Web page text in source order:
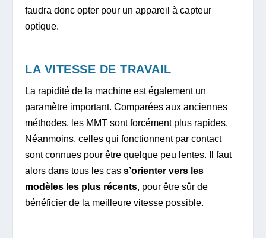
faudra donc opter pour un appareil à capteur
optique.
LA VITESSE DE TRAVAIL
La rapidité de la machine est également un
paramètre important. Comparées aux anciennes
méthodes, les MMT sont forcément plus rapides.
Néanmoins, celles qui fonctionnent par contact
sont connues pour être quelque peu lentes. Il faut
alors dans tous les cas s’orienter vers les
modèles les plus récents, pour être sûr de
bénéficier de la meilleure vitesse possible.